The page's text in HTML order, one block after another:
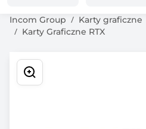
Incom Group Karty graficzne
Karty Graficzne RTX